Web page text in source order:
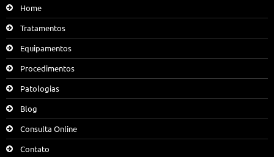
Home
Tratamentos
Equipamentos
Procedimentos
Patologias
Blog
Consulta Online
Contato